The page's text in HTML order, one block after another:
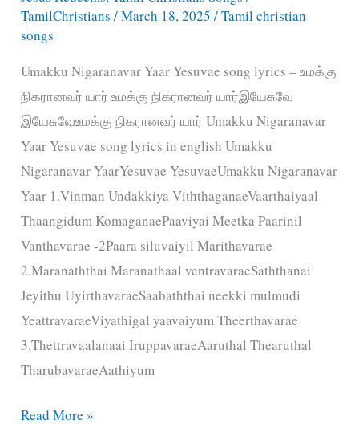
TamilChristians/March 18, 2025/Tamil christian
songs
Umakku Nigaranavar Yaar Yesuvae song lyrics – உமக்கு
நிகரானவர் யார் உமக்கு நிகரானவர் யார்இயேசுவே
இயேசுவேஉமக்கு நிகரானவர் யார் Umakku Nigaranavar
Yaar Yesuvae song lyrics in english Umakku
Nigaranavar YaarYesuvae YesuvaeUmakku Nigaranavar
Yaar 1.Vinman Undakkiya ViththaganaeVaarthaiyaal
Thaangidum KomaganaePaaviyai Meetka Paarinil
Vanthavarae -2Paara siluvaiyil Marithavarae
2.Maranaththai Maranathaal ventravaraeSaththanai
Jeyithu UyirthavaraeSaabaththai neekki mulmudi
YeattravaraeViyathigal yaavaiyum Theerthavarae
3.Thettravaalanaai IruppavaraeAaruthal Thearuthal
TharubavaraeAathiyum
Umakku
Read More »